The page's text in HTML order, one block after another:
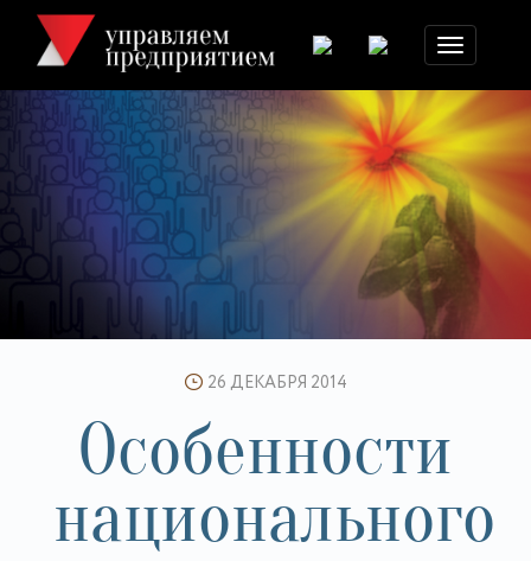
Toggle
navigation
26 ДЕКАБРЯ 2014
Особенности
национального